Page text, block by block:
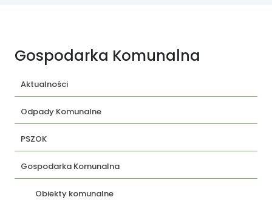
Gospodarka Komunalna
Aktualności
Odpady Komunalne
PSZOK
Gospodarka Komunalna
Obiekty komunalne